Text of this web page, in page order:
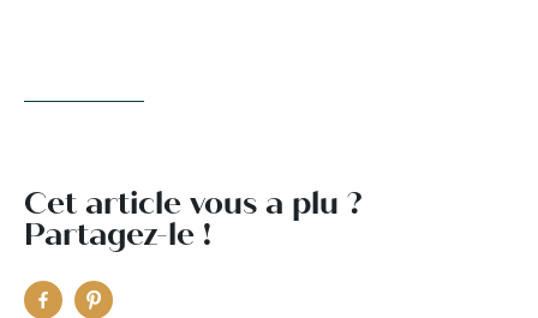
Cet article vous a plu ?
Partagez-le !